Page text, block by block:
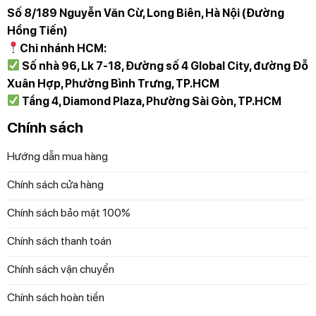
Tự động tắt
Philips Azur 7000 Series DST7060/20 được trang bị
chức năng tự động tắt khi không sử dụng trong thời gian
dài, giúp tiết kiệm năng lượng và đảm bảo an toàn. Nếu
bạn để nó đặt trên mặt đế, nó sẽ tự động tắt sau 30 giây.
Để đặt mua sản phẩm, Quý khách đặt hàng qua
website hoặc liên hệ:
nghiệm và nhân viên hỗ trợ thông tin tốt nhất.
Diệp Anh – Hàng Đức tự hào mang đến các bạn
những sản phẩm gia dụng chính hãng, độc quyền
Số 8/189 Nguyễn Văn Cừ, Long Biên, Hà Nội (Đường
Hồng Tiến)
Chi nhánh HCM:
Số nhà 96, Lk 7-18, Đường số 4 Global City, đường Đỗ
Xuân Hợp, Phường Bình Trưng, TP.HCM
Tầng 4, Diamond Plaza, Phường Sài Gòn, TP.HCM
Chính sách
Hướng dẫn mua hàng
Chính sách cửa hàng
Chính sách bảo mật 100%
Chính sách thanh toán
Chính sách vận chuyển
Chính sách hoàn tiền